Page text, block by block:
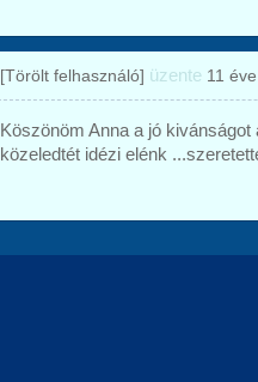
[Törölt felhasználó] üzente 11 éve
Köszönöm Anna a jó
közeledtét idézi elénk